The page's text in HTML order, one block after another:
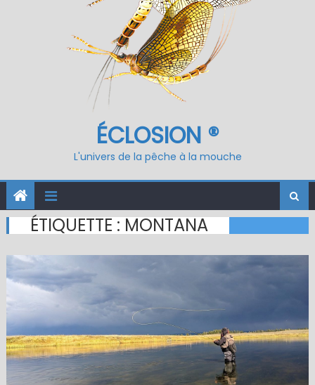
ÉCLOSION ®
L'univers de la pêche à la mouche
ÉTIQUETTE : MONTANA